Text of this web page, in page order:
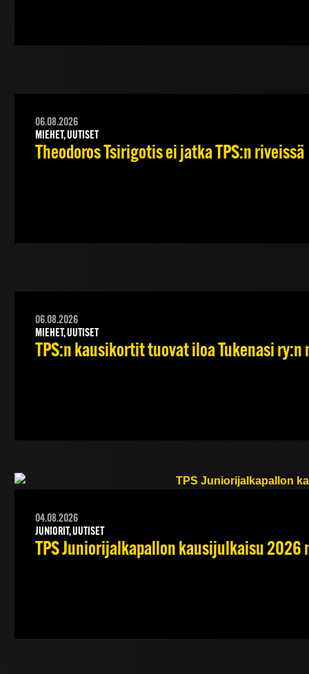
06.08.2026
MIEHET, UUTISET
Theodoros Tsirigotis ei jatka TPS:n riveissä
06.08.2026
MIEHET, UUTISET
TPS:n kausikortit tuovat iloa Tukenasi
04.08.2026
JUNIORIT, UUTISET
TPS Juniorijalkapallon kausijulkaisu 2026